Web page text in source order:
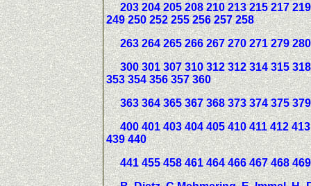
203 204 205 208 210 213 215 217 219
249 250 252 255 256 257 258
263 264 265 266 267 270 271 279 280
300 301 307 310 312 312 314 315 318
353 354 356 357 360
363 364 365 367 368 373 374 375 379
400 401 403 404 405 410 411 412 413
439 440
441 455 458 461 464 466 467 468 469